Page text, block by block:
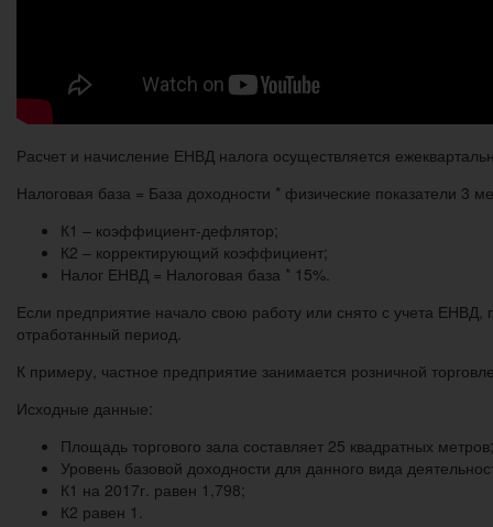
Расчет и начисление ЕНВД налога осуществляется
Налоговая база = База доходности * физические показатели 3
К1 – коэффициент-дефлятор;
К2 – корректирующий коэффициент;
Налог ЕНВД = Налоговая база * 15%.
Если предприятие начало свою работу или снято с учета
отработанный период.
К примеру, частное предприятие занимается розничной
Исходные данные:
Площадь торгового зала составляет 25 квадратных метров;
Уровень базовой доходности для данного вида
К1 на 2017г. равен 1,798;
К2 равен 1.